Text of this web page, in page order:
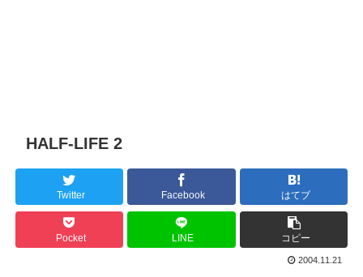
HALF-LIFE 2
Twitter Facebook はてブ
Pocket LINE コピー
2004.11.21